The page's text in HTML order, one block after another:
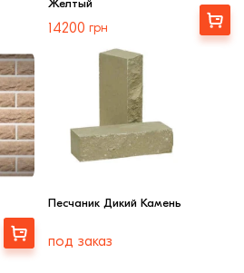
Желтый
14200 грн
Выбрать
Песчаник Дикий Камень
под заказ